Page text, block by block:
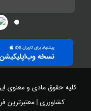
کلیه حقوق مادی و معنوی
کشاورزی | معتبرترین